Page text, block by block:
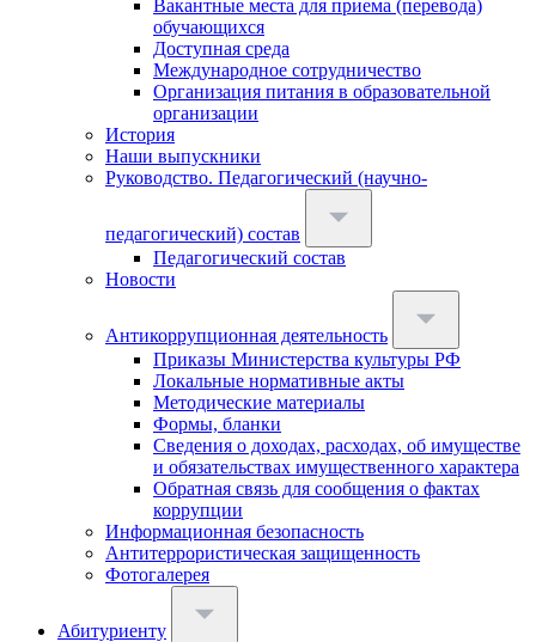
Вакантные места для приема (перевода)
обучающихся
Доступная среда
Международное сотрудничество
Организация питания в образовательной
организации
История
Наши выпускники
Руководство. Педагогический (научно-
педагогический) состав
Педагогический состав
Новости
Антикоррупционная деятельность
Приказы Министерства культуры РФ
Локальные нормативные акты
Методические материалы
Формы, бланки
Сведения о доходах, расходах, об имуществе
и обязательствах имущественного характера
Обратная связь для сообщения о фактах
коррупции
Информационная безопасность
Антитеррористическая защищенность
Фотогалерея
Абитуриенту